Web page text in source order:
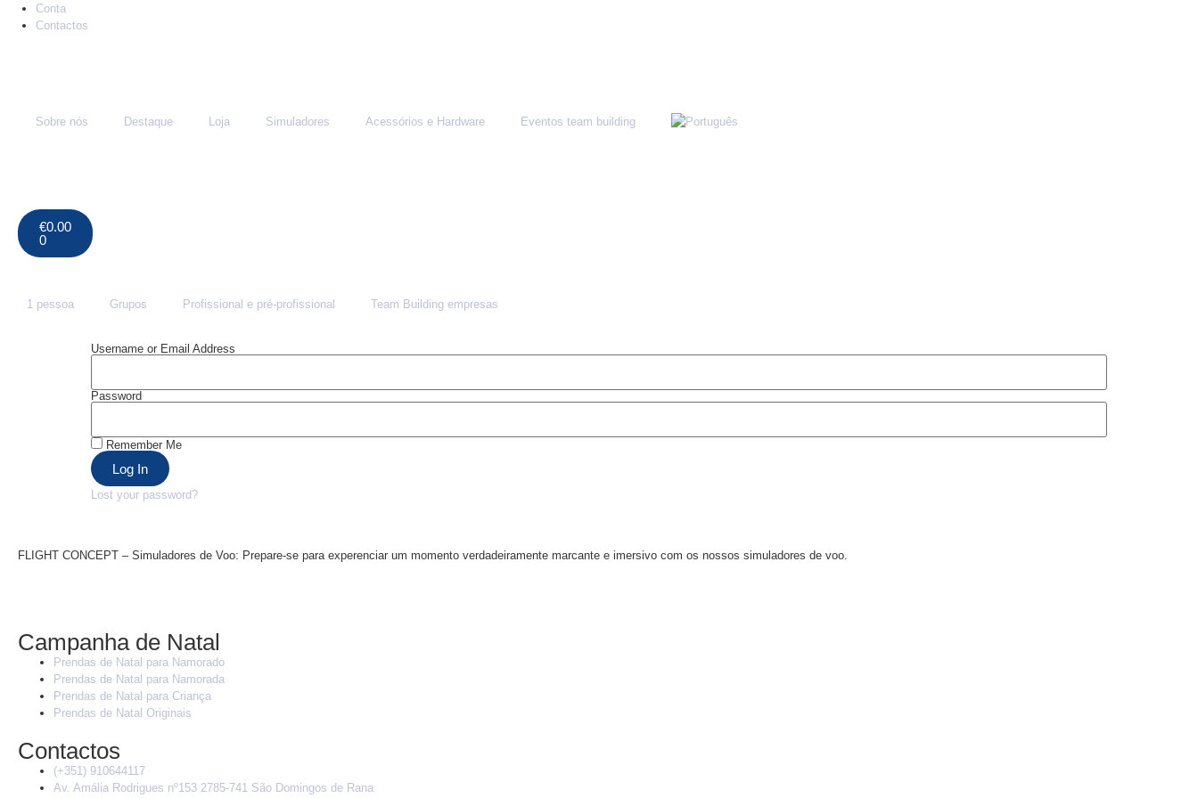
Conta
Contactos
Sobre nós Destaque Loja Simuladores Acessórios e Hardware Eventos team building
€0.00
0
1 pessoa Grupos Profissional e pré-profissional Team Building empresas
Username or Email Address
Password
Remember Me
Log In
Lost your password?
FLIGHT CONCEPT – Simuladores de Voo: Prepare-se para experenciar um momento verdadeiramente marcante e imersivo com os nossos simuladores de voo.
Campanha de Natal
Prendas de Natal para Namorado
Prendas de Natal para Namorada
Prendas de Natal para Criança
Prendas de Natal Originais
Contactos
(+351) 910644117
Av. Amália Rodrigues nº153 2785-741 São Domingos de Rana